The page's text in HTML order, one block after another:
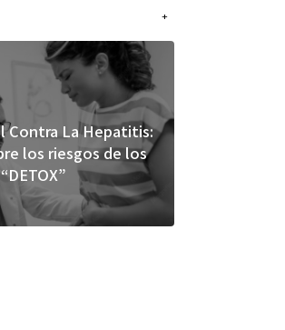
+
Contra La Hepatitis:
los riesgos de los